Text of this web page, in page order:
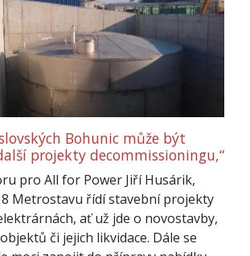
Bohunic může být
projekty decommissioningu,“
pro All for Power Jiří Husárik,
Metrostavu řídí stavební projekty
ať už jde o novostavby,
či jejich likvidace. Dále se